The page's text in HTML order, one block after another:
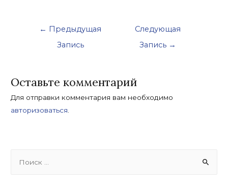
Навигация
← Предыдущая
Запись
Следующая
Запись →
Оставьте комментарий
Для отправки комментария вам необходимо
авторизоваться